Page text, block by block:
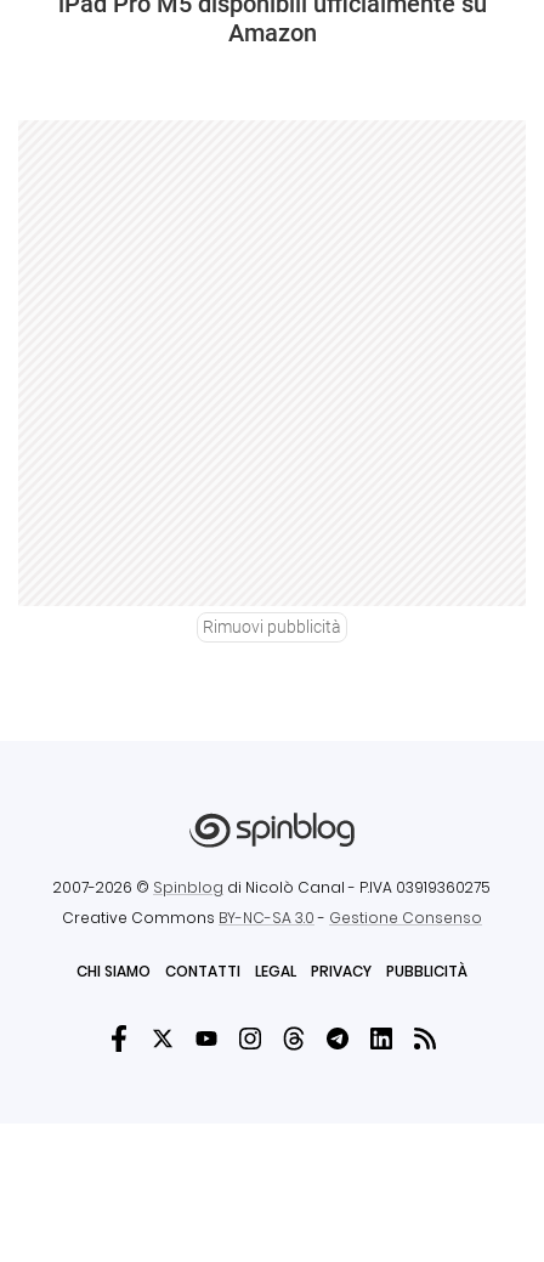
Amazon
Rimuovi pubblicità
2007-2026 © Spinblog di Nicolò Canal - P.IVA 03919360275
Creative Commons BY-NC-SA 3.0- Gestione Consenso
CHI SIAMO CONTATTI LEGAL PRIVACY PUBBLICITÀ